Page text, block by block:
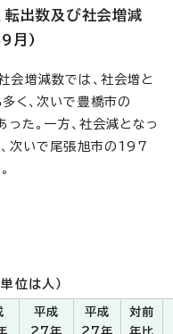
転出数及び社会増減
9月)
増減数では、社会増と
く、次いで豊橋市の
た。一方、社会減となっ
次いで尾張旭市の197
位は人）
平成
27年
平成
27年
対前
年比